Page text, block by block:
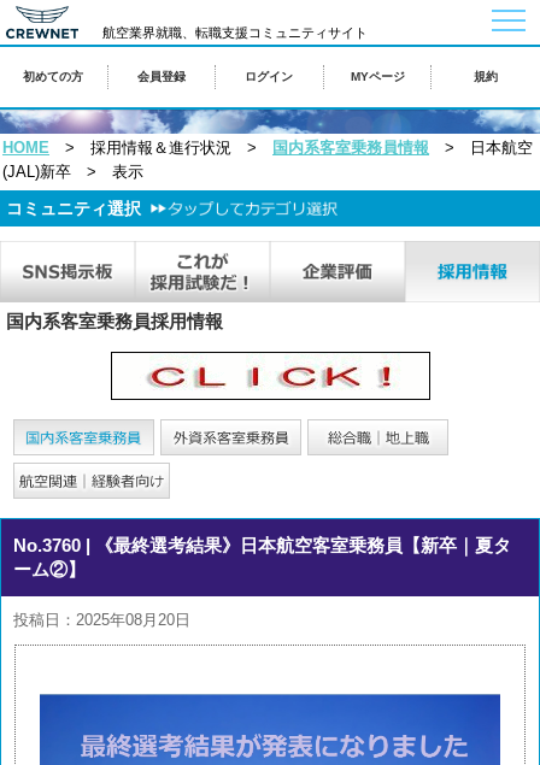
航空業界就職、転職支援コミュニティサイト
初めての方 会員登録 ログイン MYページ 規約
HOME > 採用情報＆進行状況 > 国内系客室乗務員情報 > 日本航空
(JAL)新卒 > 表示
コミュニティ選択
国内系客室乗務員採用情報
No.3760 | 《最終選考結果》日本航空客室乗務員【新卒｜夏タ
ーム②】
投稿日：2025年08月20日